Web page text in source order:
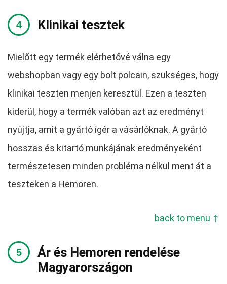
Klinikai tesztek
Mielőtt egy termék elérhetővé válna egy
webshopban vagy egy bolt polcain, szükséges, hogy
klinikai teszten menjen keresztül. Ezen a teszten
kiderül, hogy a termék valóban azt az eredményt
nyújtja, amit a gyártó ígér a vásárlóknak. A gyártó
hosszas és kitartó munkájának eredményeként
természetesen minden probléma nélkül ment át a
teszteken a Hemoren.
back to menu ↑
Ár és Hemoren rendelése
Magyarországon